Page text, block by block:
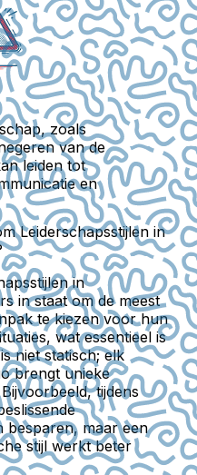
zoals
van de
leiden tot
en
Leiderschapsstijlen in
in
in staat om de meest
te kiezen voor hun
wat essentieel is
niet statisch; elk
brengt unieke
tijdens
besparen, maar een
stijl werkt beter